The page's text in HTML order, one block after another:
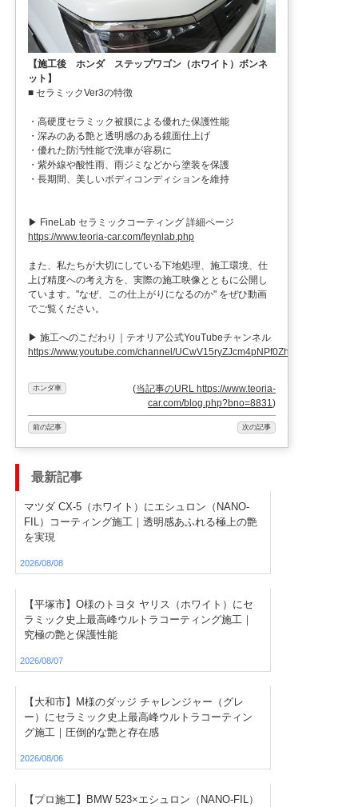
【施工後 ホンダ ステップワゴン（ホワイト）ボンネ
ット】
■ セラミックVer3の特徴
・高硬度セラミック被膜による優れた保護性能
・深みのある艶と透明感のある鏡面仕上げ
・優れた防汚性能で洗車が容易に
・紫外線や酸性雨、雨ジミなどから塗装を保護
・長期間、美しいボディコンディションを維持
▶ FineLab セラミックコーティング 詳細ページ
https://www.teoria-car.com/feynlab.php
また、私たちが大切にしている下地処理、施工環境、仕
上げ精度への考え方を、実際の施工映像とともに公開し
ています。"なぜ、この仕上がりになるのか" をぜひ動画
でご覧ください。
▶ 施工へのこだわり｜テオリア公式YouTubeチャンネル
https://www.youtube.com/channel/UCwV15ryZJcm4pNPf0ZhXu9g
ホンダ車 (当記事のURL https://www.teoria-
car.com/blog.php?bno=8831 )
前の記事 次の記事
最新記事
マツダ CX-5（ホワイト）にエシュロン（NANO-
FIL）コーティング施工｜透明感あふれる極上の艶
を実現
2026/08/08
【平塚市】O様のトヨタ ヤリス（ホワイト）にセ
ラミック史上最高峰ウルトラコーティング施工｜
究極の艶と保護性能
2026/08/07
【大和市】M様のダッジ チャレンジャー（グレ
ー）にセラミック史上最高峰ウルトラコーティン
グ施工｜圧倒的な艶と存在感
2026/08/06
【プロ施工】BMW 523×エシュロン（NANO-FIL）